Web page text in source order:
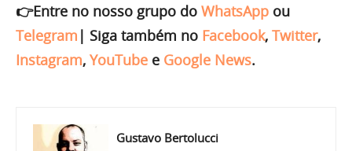
👉Entre no nosso grupo do WhatsApp ou
Telegram | Siga também no Facebook, Twitter,
Instagram, YouTube e Google News.
Gustavo Bertolucci